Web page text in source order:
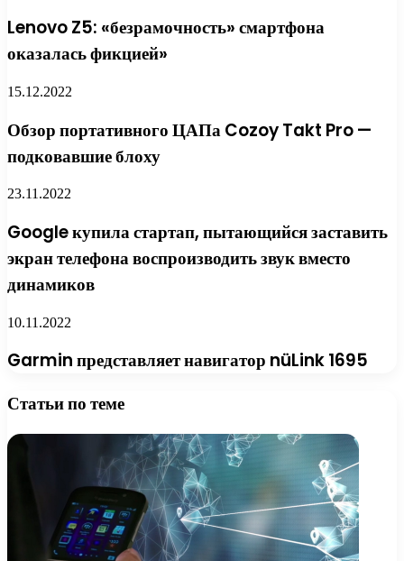
Lenovo Z5: «безрамочность» смартфона
оказалась фикцией»
15.12.2022
Обзор портативного ЦАПа Cozoy Takt Pro —
подковавшие блоху
23.11.2022
Google купила стартап, пытающийся заставить
экран телефона воспроизводить звук вместо
динамиков
10.11.2022
Garmin представляет навигатор nüLink 1695
Статьи по теме